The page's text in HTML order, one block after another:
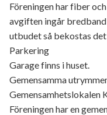
Föreningen har fiber
avgiften ingår
utbudet så bekostas
Parkering
Garage finns i huset.
Gemensamma
Gemensamhetslokalen
Föreningen har en